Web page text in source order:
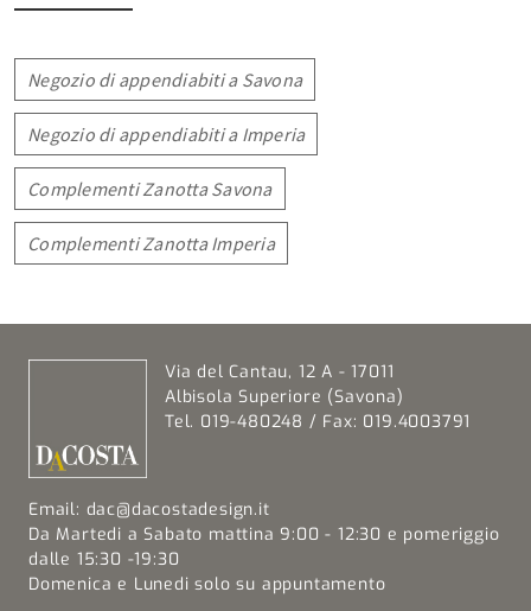
Negozio di appendiabiti a Savona
Negozio di appendiabiti a Imperia
Complementi Zanotta Savona
Complementi Zanotta Imperia
Via del Cantau, 12 A - 17011
Albisola Superiore (Savona)
Tel. 019-480248 / Fax: 019.4003791
Email: dac@dacostadesign.it
Da Martedi a Sabato mattina 9:00 - 12:30 e pomeriggio
dalle 15:30 -19:30
Domenica e Lunedi solo su appuntamento